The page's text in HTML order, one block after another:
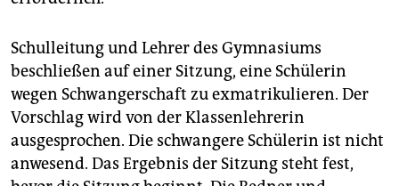
Schulleitung und Lehrer des Gymnasiums
beschließen auf einer Sitzung, eine Schülerin
wegen Schwangerschaft zu exmatrikulieren. Der
Vorschlag wird von der Klassenlehrerin
ausgesprochen. Die schwangere Schülerin ist nicht
anwesend. Das Ergebnis der Sitzung steht fest,